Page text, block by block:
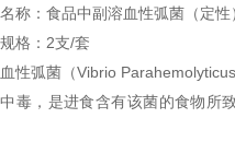
称：食品中副溶血性弧菌（定
格：2支/套
性弧菌（Vibrio
毒，是进食含有该菌的食物所